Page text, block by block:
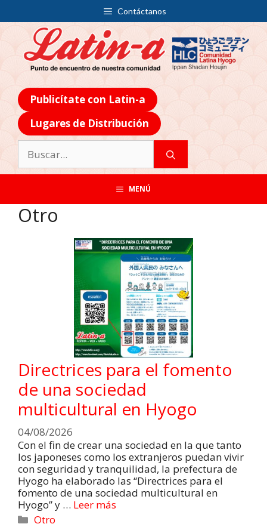
Contáctanos
Publicítate con Latin-a
Lugares de Distribución
MENÚ
Otro
Directrices para el fomento
de una sociedad
multicultural en Hyogo
04/08/2026
Con el fin de crear una sociedad en la que tanto
los japoneses como los extranjeros puedan vivir
con seguridad y tranquilidad, la prefectura de
Hyogo ha elaborado las “Directrices para el
fomento de una sociedad multicultural en
Hyogo” y … Leer más
Otro